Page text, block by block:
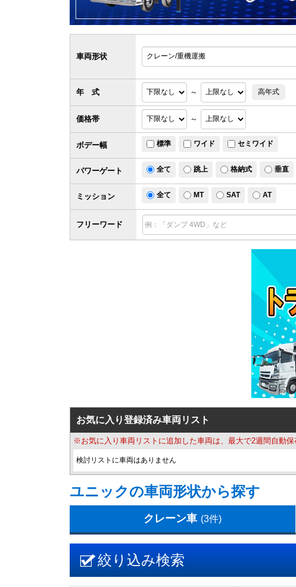
車両形状
価格帯 ～
フリーワード
年 式 ～ 高年式
ボデー幅 標準 ワイド セミワイド
パワーゲート 全て 跳上 格納式 垂直
ミッション 全て MT SAT AT
お気に入り登録済み車両リスト
※お気に入り車両リストに追加した車両は、最大で2週間自動保
検討リストに車両はありません
ユニックの車両形状から探す
クレーン車 (3件)
絞り込み検索